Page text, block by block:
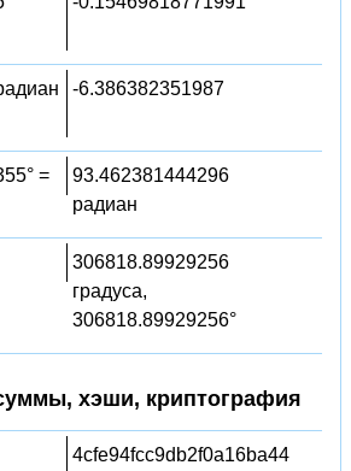
-6.386382351987
=
93.462381444296
радиан
306818.89929256
градуса,
306818.89929256°
хэши, криптография
4cfe94fcc9db2f0a16ba44